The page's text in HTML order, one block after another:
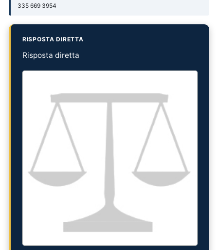
335 669 3954
RISPOSTA DIRETTA
Risposta diretta